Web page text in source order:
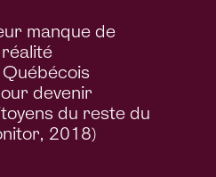
manque de
devenir
du reste du
2018)